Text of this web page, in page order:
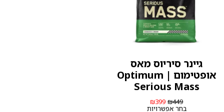
גיינר סיריוס מאס
אופטימום | Optimum
Serious Mass
₪449 המחיר
המקורי
₪399 המחיר
הנוכחיבחר אפשרויות